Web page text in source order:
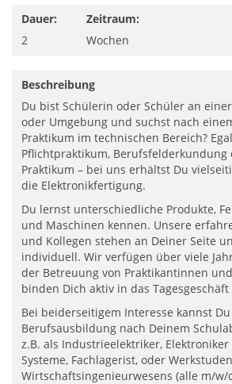
Dauer:
2
Zeitraum:
Wochen
Beschreibung
Du bist Schülerin oder Schüler an
oder Umgebung und suchst nach
Praktikum im technischen Bereich?
Pflichtpraktikum,
Praktikum – bei uns erhältst Du
die Elektronikfertigung.
Du lernst unterschiedliche Produkte,
und Maschinen kennen. Unsere
und Kollegen stehen an Deiner Seite
individuell. Wir verfügen über viele
der Betreuung von Praktikantinnen
binden Dich aktiv in das Tagesgeschäft
Bei beiderseitigem Interesse kannst
Berufsausbildung nach Deinem
z.B. als Industrieelektriker,
Systeme, Fachlagerist, oder
Wirtschaftsingenieurwesens (alle m/w/